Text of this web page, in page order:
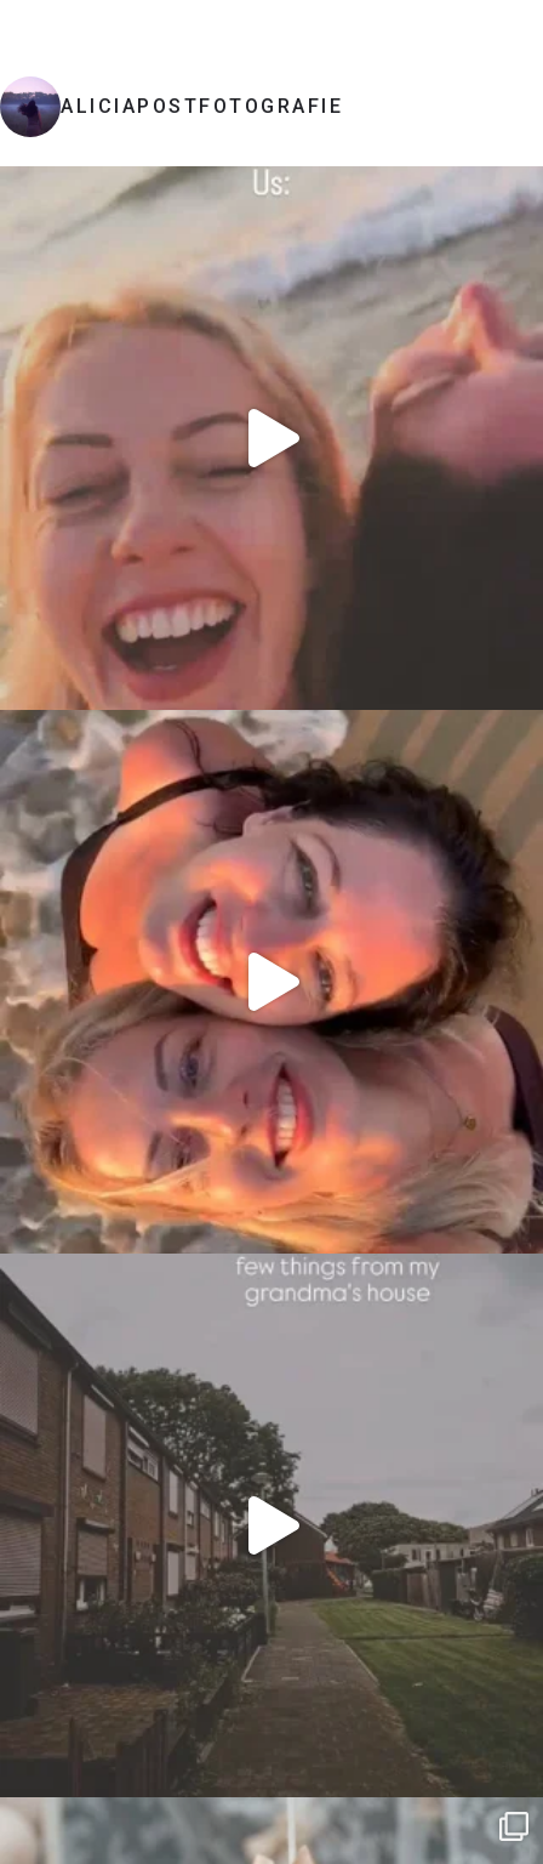
ALICIAPOSTFOTOGRAFIE